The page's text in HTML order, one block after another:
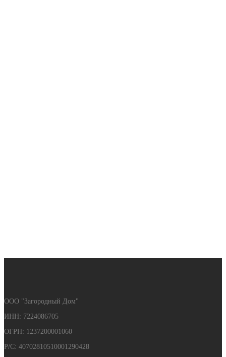
ООО "Загородный Дом"
ИНН: 7224086705
ОГРН: 1237200001060
Р/С: 40702810510001290428